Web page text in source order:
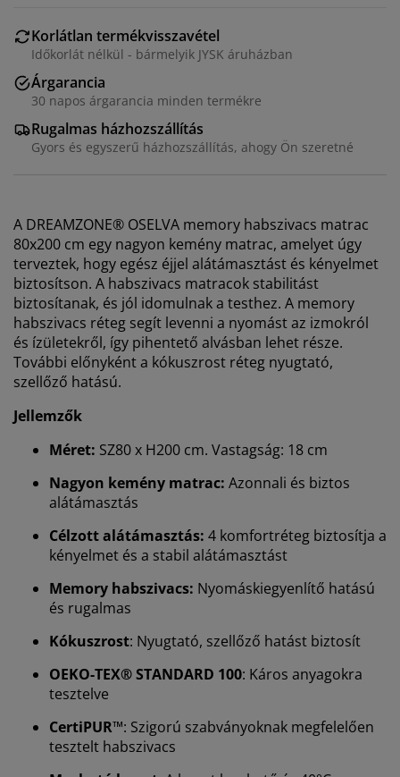
Korlátlan termékvisszavétel
Időkorlát nélkül - bármelyik JYSK áruházban
Árgarancia
30 napos árgarancia minden termékre
Rugalmas házhozszállítás
Gyors és egyszerű házhozszállítás, ahogy Ön szeretné
A DREAMZONE® OSELVA memory habszivacs matrac
80x200 cm egy nagyon kemény matrac, amelyet úgy
terveztek, hogy egész éjjel alátámasztást és kényelmet
biztosítson. A habszivacs matracok stabilitást
biztosítanak, és jól idomulnak a testhez. A memory
habszivacs réteg segít levenni a nyomást az izmokról
és ízületekről, így pihentető alvásban lehet része.
További előnyként a kókuszrost réteg nyugtató,
szellőző hatású.
Jellemzők
Méret: SZ80 x H200 cm. Vastagság: 18 cm
Nagyon kemény matrac: Azonnali és biztos
alátámasztás
Célzott alátámasztás: 4 komfortréteg biztosítja a
kényelmet és a stabil alátámasztást
Memory habszivacs: Nyomáskiegyenlítő hatású
és rugalmas
Kókuszrost: Nyugtató, szellőző hatást biztosít
OEKO-TEX® STANDARD 100: Káros anyagokra
tesztelve
CertiPUR™: Szigorú szabványoknak megfelelően
tesztelt habszivacs
Személyre szabott élményt nyújtunk